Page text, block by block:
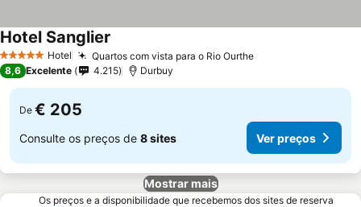
5 Estrelas Hotel Quartos com vista para o Rio OurtheVer preços
Hotel Sanglier
8,6 Excelente 4.215 Durbuy
De € 205
Consulte os preços de 8 sites Ver preços
Mostrar mais
Os preços e a disponibilidade que recebemos dos sites de reserva